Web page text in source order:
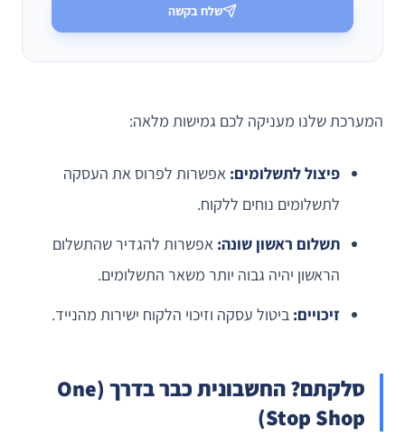
שלח בקשה
המערכת שלנו מעניקה לכם גמישות מלאה:
פיצול לתשלומים: אפשרות לפרוס את העסקה
לתשלומים נוחים ללקוח.
תשלום ראשון שונה: אפשרות להגדיר שהתשלום
הראשון יהיה גבוה יותר משאר התשלומים.
זיכויים: ביטול עסקה וזיכוי הלקוח ישירות מהנייד.
סלקתם? החשבונית כבר בדרך (One
Stop Shop)